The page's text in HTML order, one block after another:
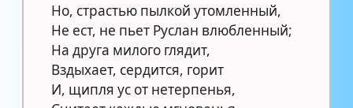
Но, страстью пылкой утомленный,
Не ест, не пьет Руслан влюбленный;
На друга милого глядит,
Вздыхает, сердится, горит
И, щипля ус от нетерпенья,